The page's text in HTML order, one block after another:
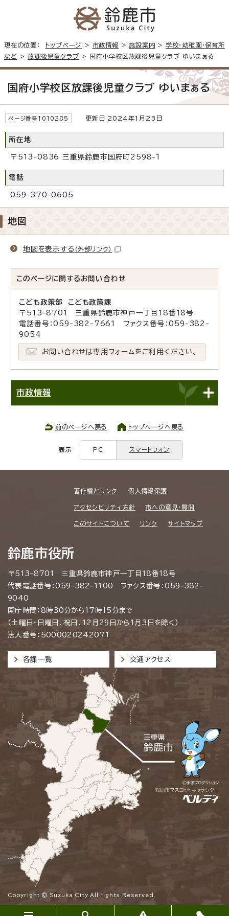
現在の位置： トップページ > 市政情報 >施設案内 > 学校・幼稚園・保育所
など >放課後児童クラブ > 国府小学校区放課後児童クラブ ゆいまぁる
国府小学校区放課後児童クラブ ゆいまぁる
ページ番号1010285 更新日 2024年1月23日
所在地
〒513-0836 三重県鈴鹿市国府町2598-1
電話
059-370-0605
地図
地図を表示する （外部リンク）
このページに関する お問い合わせ
こども政策部 こども政策課
〒513-8701 三重県鈴鹿市神戸一丁目18番18号
電話番号：059-382-7661 ファクス番号：059-382-
9054
お問い合わせは専用フォームをご利用ください。
市政情報
前のページへ戻る トップページへ戻る
表示 PC スマートフォン
著作権とリンク 個人情報保護
アクセシビリティ方針 市への意見・質問
このサイトについて リンク サイトマップ
鈴鹿市役所
〒513-8701 三重県鈴鹿市神戸一丁目18番18号
代表電話番号：059-382-1100 ファクス番号：059-382-
9040
開庁時間：8時30分から17時15分まで
（土曜日・日曜日、祝日、12月29日から1月3日を除く）
法人番号：5000020242071
各課一覧 交通アクセス
Copyright © Suzuka City All rights Reserved.